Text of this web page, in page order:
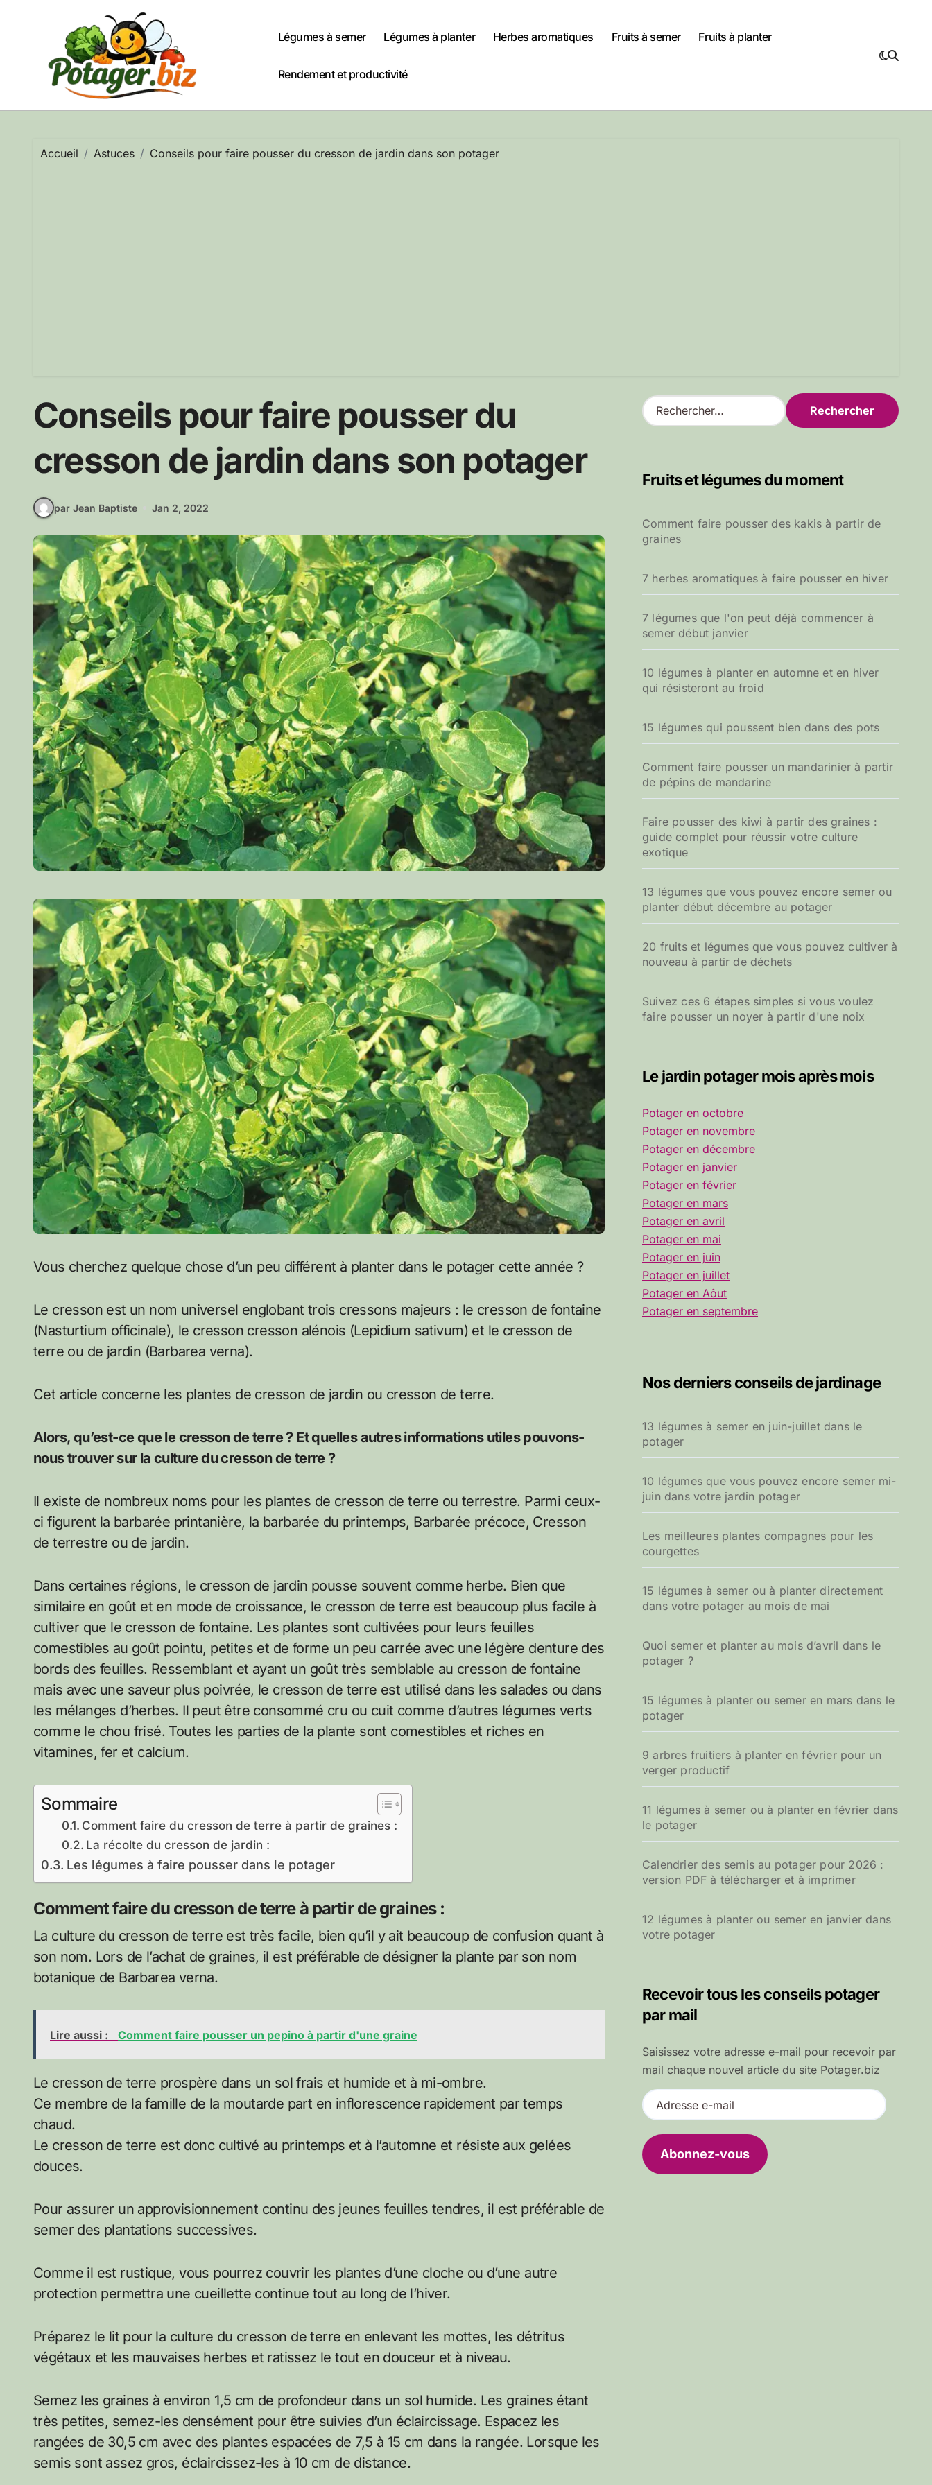
Légumes à semer Légumes à planter Herbes aromatiques Fruits à semer Fruits à planter
Rendement et productivité
Accueil Astuces Conseils pour faire pousser du cresson de jardin dans son potager
Conseils pour faire pousser du
cresson de jardin dans son potager
par Jean Baptiste Jan 2, 2022
Vous cherchez quelque chose d’un peu différent à planter dans le potager cette année ?
Le cresson est un nom universel englobant trois cressons majeurs : le cresson de fontaine
(Nasturtium officinale), le cresson cresson alénois (Lepidium sativum) et le cresson de
terre ou de jardin (Barbarea verna).
Cet article concerne les plantes de cresson de jardin ou cresson de terre.
Alors, qu’est-ce que le cresson de terre ? Et quelles autres informations utiles pouvons-
nous trouver sur la culture du cresson de terre ?
Il existe de nombreux noms pour les plantes de cresson de terre ou terrestre. Parmi ceux-
ci figurent la barbarée printanière, la barbarée du printemps, Barbarée précoce, Cresson
de terrestre ou de jardin.
Dans certaines régions, le cresson de jardin pousse souvent comme herbe. Bien que
similaire en goût et en mode de croissance, le cresson de terre est beaucoup plus facile à
cultiver que le cresson de fontaine. Les plantes sont cultivées pour leurs feuilles
comestibles au goût pointu, petites et de forme un peu carrée avec une légère denture des
bords des feuilles. Ressemblant et ayant un goût très semblable au cresson de fontaine
mais avec une saveur plus poivrée, le cresson de terre est utilisé dans les salades ou dans
les mélanges d’herbes. Il peut être consommé cru ou cuit comme d’autres légumes verts
comme le chou frisé. Toutes les parties de la plante sont comestibles et riches en
vitamines, fer et calcium.
Sommaire
Comment faire du cresson de terre à partir de graines :
La récolte du cresson de jardin :
Les légumes à faire pousser dans le potager
Comment faire du cresson de terre à partir de graines :
La culture du cresson de terre est très facile, bien qu’il y ait beaucoup de confusion quant à
son nom. Lors de l’achat de graines, il est préférable de désigner la plante par son nom
botanique de Barbarea verna.
Lire aussi : Comment faire pousser un pepino à partir d'une graine
Le cresson de terre prospère dans un sol frais et humide et à mi-ombre.
Ce membre de la famille de la moutarde part en inflorescence rapidement par temps
chaud.
Le cresson de terre est donc cultivé au printemps et à l’automne et résiste aux gelées
douces.
Pour assurer un approvisionnement continu des jeunes feuilles tendres, il est préférable de
semer des plantations successives.
Comme il est rustique, vous pourrez couvrir les plantes d’une cloche ou d’une autre
protection permettra une cueillette continue tout au long de l’hiver.
Préparez le lit pour la culture du cresson de terre en enlevant les mottes, les détritus
végétaux et les mauvaises herbes et ratissez le tout en douceur et à niveau.
Semez les graines à environ 1,5 cm de profondeur dans un sol humide. Les graines étant
très petites, semez-les densément pour être suivies d’un éclaircissage. Espacez les
rangées de 30,5 cm avec des plantes espacées de 7,5 à 15 cm dans la rangée. Lorsque les
semis sont assez gros, éclaircissez-les à 10 cm de distance.
R
e
r
e
r
Fruits et légumes du moment
Comment faire pousser des kakis à partir de
graines
7 herbes aromatiques à faire pousser en hiver
7 légumes que l'on peut déjà commencer à
semer début janvier
10 légumes à planter en automne et en hiver
qui résisteront au froid
15 légumes qui poussent bien dans des pots
Comment faire pousser un mandarinier à partir
de pépins de mandarine
Faire pousser des kiwi à partir des graines :
guide complet pour réussir votre culture
exotique
13 légumes que vous pouvez encore semer ou
planter début décembre au potager
20 fruits et légumes que vous pouvez cultiver à
nouveau à partir de déchets
Suivez ces 6 étapes simples si vous voulez
faire pousser un noyer à partir d'une noix
Le jardin potager mois après mois
Potager en octobre
Potager en novembre
Potager en décembre
Potager en janvier
Potager en février
Potager en mars
Potager en avril
Potager en mai
Potager en juin
Potager en juillet
Potager en Aôut
Potager en septembre
Nos derniers conseils de jardinage
13 légumes à semer en juin-juillet dans le
potager
10 légumes que vous pouvez encore semer mi-
juin dans votre jardin potager
Les meilleures plantes compagnes pour les
courgettes
15 légumes à semer ou à planter directement
dans votre potager au mois de mai
Quoi semer et planter au mois d’avril dans le
potager ?
15 légumes à planter ou semer en mars dans le
potager
9 arbres fruitiers à planter en février pour un
verger productif
11 légumes à semer ou à planter en février dans
le potager
Calendrier des semis au potager pour 2026 :
version PDF à télécharger et à imprimer
12 légumes à planter ou semer en janvier dans
votre potager
Recevoir tous les conseils potager
par mail
Saisissez votre adresse e-mail pour recevoir par
mail chaque nouvel article du site Potager.biz
A
d
e
s
Abonnez-vous